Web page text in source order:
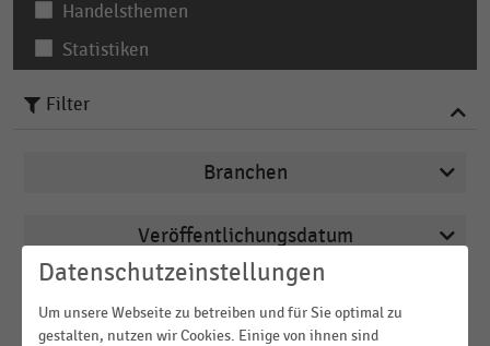
Handelsthemen
Statistiken
Filter
Branchen
Apotheken
Deutschsprachiger Einzelhandel
Veröffentlichungsdatum
2023
2019
Datenschutzeinstellungen
Um unsere Webseite zu betreiben und für Sie optimal zu
gestalten, nutzen wir Cookies. Einige von ihnen sind